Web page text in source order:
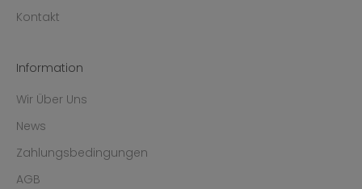
Kontakt
Information
Wir Über Uns
News
Zahlungsbedingungen
AGB